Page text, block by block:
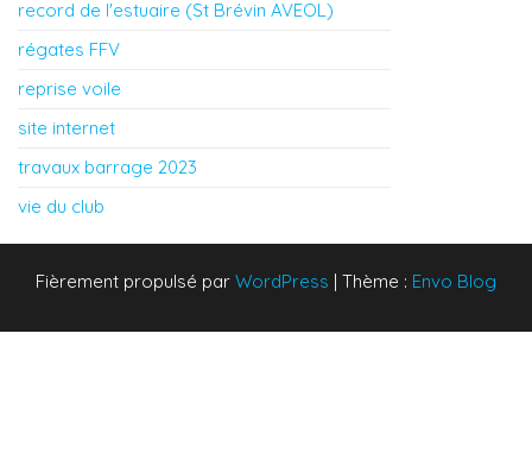
record de l'estuaire (St Brévin AVEOL)
régates FFV
reprise voile
site internet
travaux barrage 2023
vie du club
Fièrement propulsé par WordPress | Thème : Envo Blog